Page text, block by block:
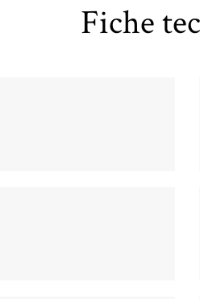
Fiche